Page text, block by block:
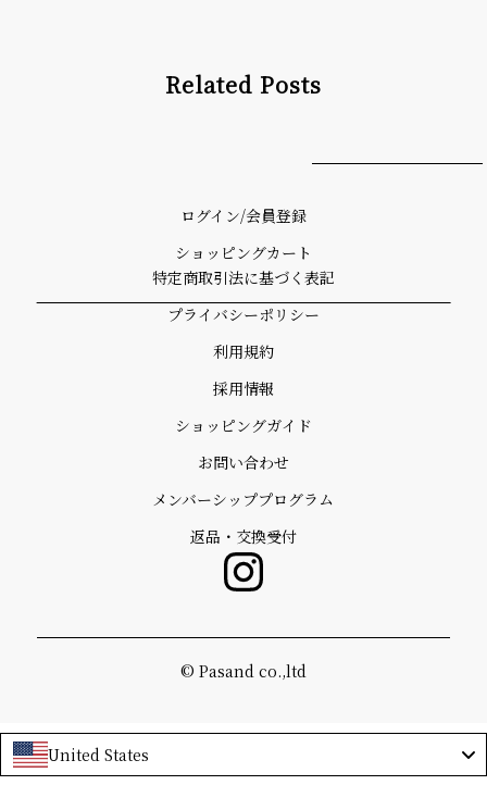
Related Posts
ログイン/会員登録
ショッピングカート
メンバーシッププログラム
ショッピングガイド
返品・交換受付
お問い合わせ
特定商取引法に基づく表記
プライバシーポリシー
利用規約
採用情報
©️ Pasand co.,ltd
United States